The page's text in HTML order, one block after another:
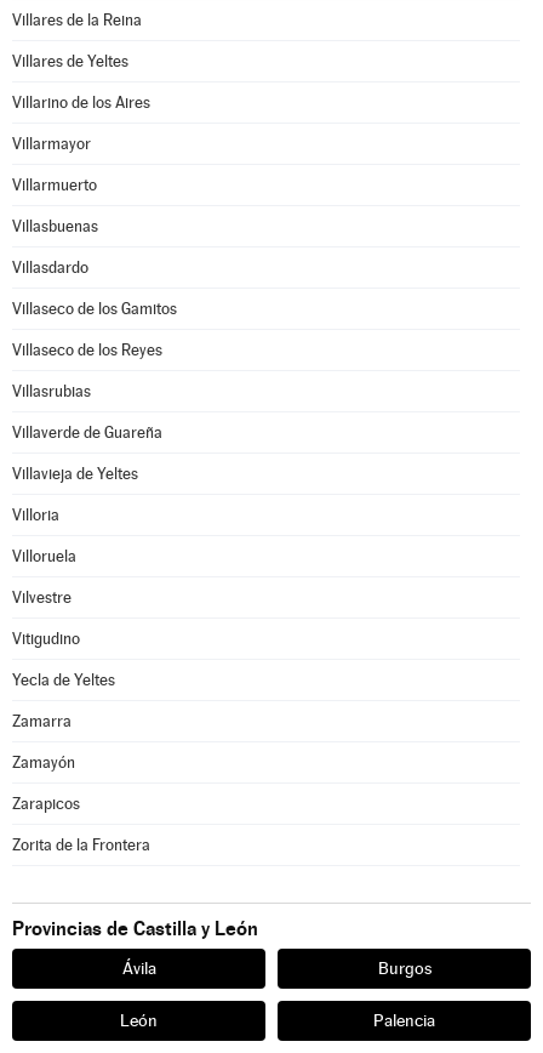
Villares de la Reina
Villares de Yeltes
Villarino de los Aires
Villarmayor
Villarmuerto
Villasbuenas
Villasdardo
Villaseco de los Gamitos
Villaseco de los Reyes
Villasrubias
Villaverde de Guareña
Villavieja de Yeltes
Villoria
Villoruela
Vilvestre
Vitigudino
Yecla de Yeltes
Zamarra
Zamayón
Zarapicos
Zorita de la Frontera
Provincias de Castilla y León
Ávila Burgos
León Palencia